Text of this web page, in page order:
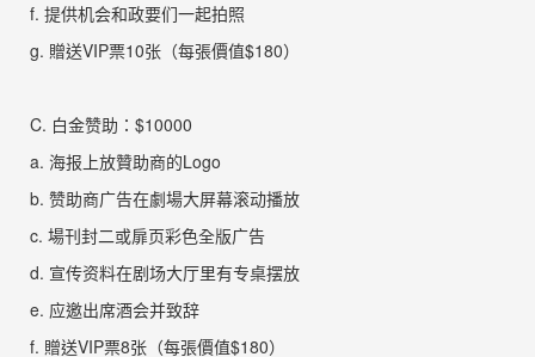
f. 提供机会和政要们一起拍照
g. 贈送VIP票10张 （每張價值$180）
C. 白金赞助： $10000
a. 海报上放贊助商的Logo
b. 赞助商广告在劇場大屏幕滚动播放
c. 場刊封二或扉页彩色全版广告
d. 宣传资料在剧场大厅里有专桌摆放
e. 应邀出席酒会并致辞
f. 贈送VIP票8张 （每張價值$180）